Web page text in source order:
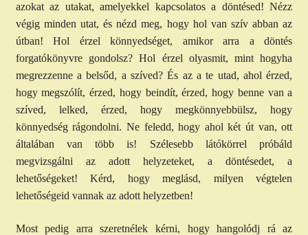
azokat az utakat, amelyekkel kapcsolatos a döntésed! Nézz
végig minden utat, és nézd meg, hogy hol van szív abban az
útban! Hol érzel könnyedséget, amikor arra a döntés
forgatókönyvre gondolsz? Hol érzel olyasmit, mint hogyha
megrezzenne a belsőd, a szíved? És az a te utad, ahol érzed,
hogy megszólít, érzed, hogy beindít, érzed, hogy benne van a
szíved, lelked, érzed, hogy megkönnyebbülsz, hogy
könnyedség rágondolni. Ne feledd, hogy ahol két út van, ott
általában van több is! Szélesebb látókörrel próbáld
megvizsgálni az adott helyzeteket, a döntésedet, a
lehetőségeket! Kérd, hogy meglásd, milyen végtelen
lehetőségeid vannak az adott helyzetben!
Most pedig arra szeretnélek kérni, hogy hangolódj rá az